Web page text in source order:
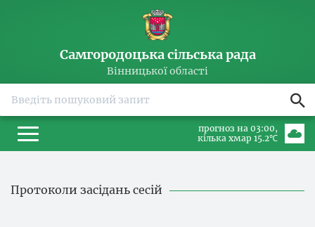
Самгородоцька сільська рада
Вінницької області
прогноз на 03:00
кілька хмар 15.2℃
Протоколи засідань сесій